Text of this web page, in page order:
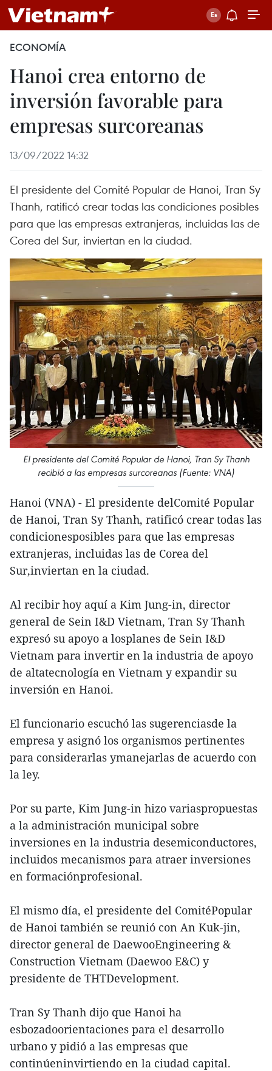
ECONOMÍA
Hanoi crea entorno de
inversión favorable para
empresas surcoreanas
13/09/2022 14:32
El presidente del Comité Popular de Hanoi, Tran Sy
Thanh, ratificó crear todas las condiciones posibles
para que las empresas extranjeras, incluidas las de
Corea del Sur, inviertan en la ciudad.
El presidente del Comité Popular de Hanoi, Tran Sy Thanh
recibió a las empresas surcoreanas (Fuente: VNA)
Hanoi (VNA) - El presidente delComité Popular
de Hanoi, Tran Sy Thanh, ratificó crear todas las
condicionesposibles para que las empresas
extranjeras, incluidas las de Corea del
Sur,inviertan en la ciudad.
Al recibir hoy aquí a Kim Jung-in, director
general de Sein I&D Vietnam, Tran Sy Thanh
expresó su apoyo a losplanes de Sein I&D
Vietnam para invertir en la industria de apoyo
de altatecnología en Vietnam y expandir su
inversión en Hanoi.
El funcionario escuchó las sugerenciasde la
empresa y asignó los organismos pertinentes
para considerarlas ymanejarlas de acuerdo con
la ley.
Por su parte, Kim Jung-in hizo variaspropuestas
a la administración municipal sobre
inversiones en la industria desemiconductores,
incluidos mecanismos para atraer inversiones
en formaciónprofesional.
El mismo día, el presidente del ComitéPopular
de Hanoi también se reunió con An Kuk-jin,
director general de DaewooEngineering &
Construction Vietnam (Daewoo E&C) y
presidente de THTDevelopment.
Tran Sy Thanh dijo que Hanoi ha
esbozadoorientaciones para el desarrollo
urbano y pidió a las empresas que
continúeninvirtiendo en la ciudad capital.